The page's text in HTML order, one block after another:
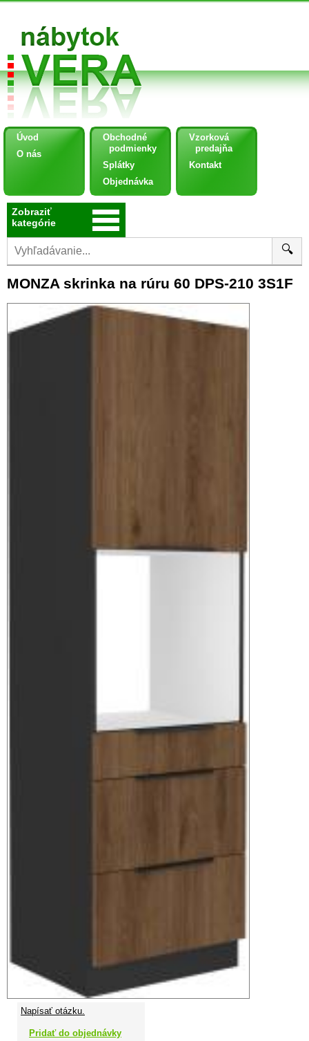
Úvod
O nás
Obchodné
podmienky
Splátky
Objednávka
Vzorková
predajňa
Kontakt
Zobraziť
kategórie
🔍
MONZA skrinka na rúru 60 DPS-210 3S1F
Napísať otázku.
Pridať do objednávky